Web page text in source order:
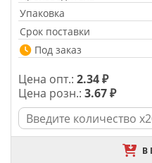
Упаковка
Срок поставки
Под заказ
Цена опт.: 2.34 ₽
Цена розн.: 3.67 ₽
В